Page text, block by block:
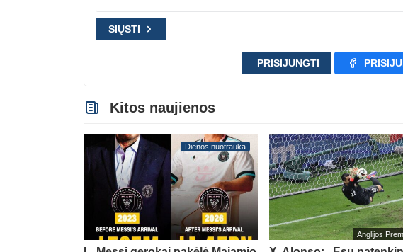
SIŲSTI
PRISIJUNGTI
Kitos naujienos
Dienos nuotrauka
Anglijos